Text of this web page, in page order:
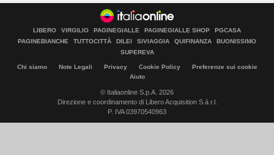
LIBERO VIRGILIO PAGINEGIALLE PAGINEGIALLE SHOP
PGCASA
PAGINEBIANCHE
TUTTOCITTÀ DILEI SIVIAGGIA QUIFINANZA
BUONISSIMO
SUPEREVA
Chi siamo Note Legali Privacy Cookie Policy
Preferenze sui cookie
Aiuto
© Italiaonline S.p.A. 2026
Direzione e coordinamento di Libero Acquisition S.á r.l.
P. IVA 03970540963